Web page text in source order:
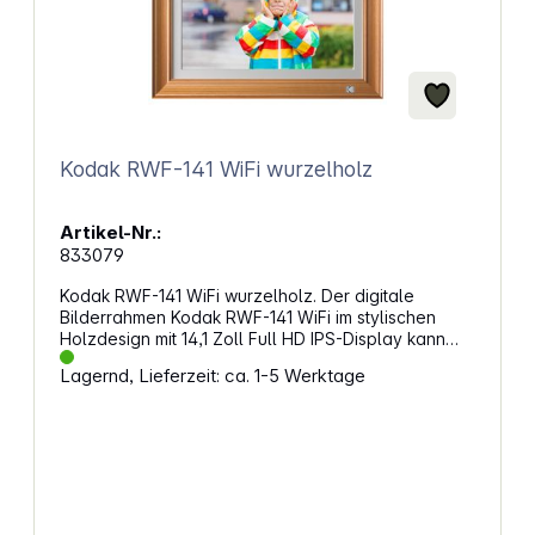
Kodak RWF-141 WiFi wurzelholz
Artikel-Nr.:
833079
Kodak RWF-141 WiFi wurzelholz. Der digitale
Bilderrahmen Kodak RWF-141 WiFi im stylischen
Holzdesign mit 14,1 Zoll Full HD IPS-Display kann
Fotos, Musik und Videos vom eingebauten 32 GB
Speicher, von SD-Speicherkarten und USB-
Lagernd, Lieferzeit: ca. 1-5 Werktage